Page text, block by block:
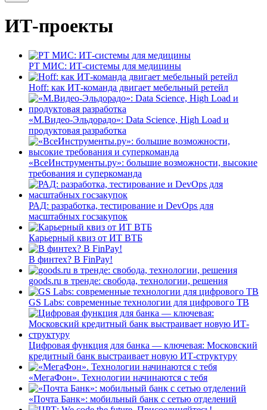
ИТ-проекты
РТ МИС: ИТ-системы для медицины
Hoff: как ИТ-команда двигает мебельный ретейл
«М.Видео-Эльдорадо»: Data Science, High Load и
продуктовая разработка
«ВсеИнструменты.ру»: большие возможности, высокие
требования и суперкоманда
РАД: разработка, тестирование и DevOps для
масштабных госзакупок
Карьерный квиз от ИТ ВТБ
В финтех? В FinPay!
goods.ru в тренде: свобода, технологии, решения
GS Labs: современные технологии для цифрового ТВ
Цифровая функция для банка — ключевая: Московский
кредитный банк выстраивает новую ИТ-структуру
«МегаФон». Технологии начинаются с тебя
«Почта Банк»: мобильный банк с сетью отделений